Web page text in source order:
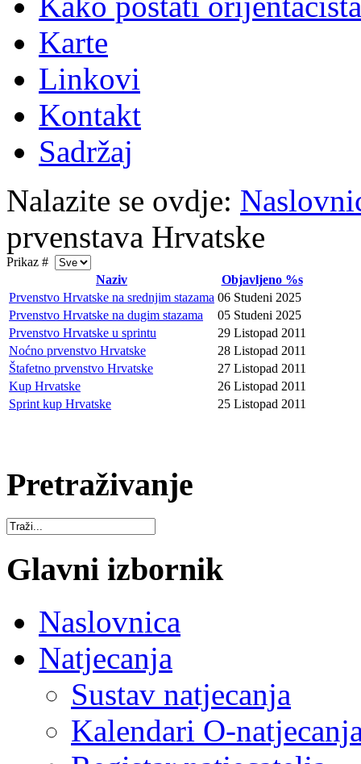
Karte
Linkovi
Kontakt
Sadržaj
Nalazite se ovdje:
prvenstava Hrvatske
Prikaz #
Naziv
Objavljeno %s
Prvenstvo Hrvatske na srednjim stazama 06 Studeni 2025
Prvenstvo Hrvatske na dugim stazama
05 Studeni 2025
Prvenstvo Hrvatske u sprintu
29 Listopad 2011
Noćno prvenstvo Hrvatske
28 Listopad 2011
Štafetno prvenstvo Hrvatske
27 Listopad 2011
Kup Hrvatske
26 Listopad 2011
Sprint kup Hrvatske
25 Listopad 2011
Pretraživanje
Glavni izbornik
Naslovnica
Natjecanja
Sustav natjecanja
Kalendari O-